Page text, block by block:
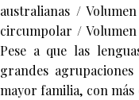
australianas /
circumpolar /
Pese a que las
grandes
mayor familia, con